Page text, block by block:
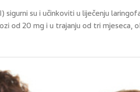
su i učinkoviti u liječenju
od 20 mg i u trajanju od tri mjeseca,